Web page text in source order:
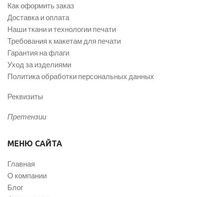
Как оформить заказ
Доставка и оплата
Наши ткани и технологии печати
Требования к макетам для печати
Гарантия на флаги
Уход за изделиями
Политика обработки персональных данных
Реквизиты
Претензии
МЕНЮ САЙТА
Главная
О компании
Блог